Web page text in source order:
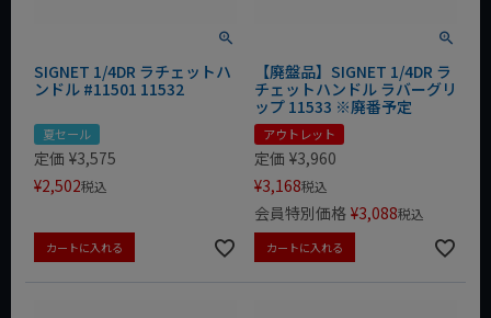
SIGNET 1/4DR ラチェットハ
ンドル #11501 11532
夏セール
定価 ¥3,575
¥2,502税込
カートに入れる
【廃盤品】SIGNET 1/4DR ラ
チェットハンドル ラバーグリ
ップ 11533 ※廃番予定
アウトレット
定価 ¥3,960
¥3,168税込
会員特別価格 ¥3,088税込
カートに入れる